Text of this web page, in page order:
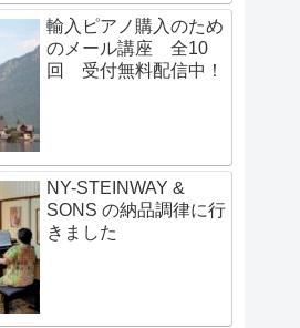
輸入ピアノ購入のため
のメール講座 全10
回 受付無料配信中！
NY-STEINWAY &
SONS の納品調律に行
きました